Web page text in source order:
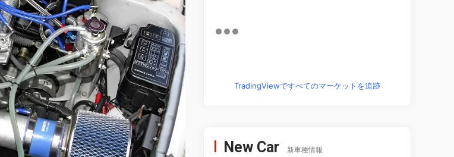
TradingViewですべてのマーケットを追跡
New Car 新車種情報